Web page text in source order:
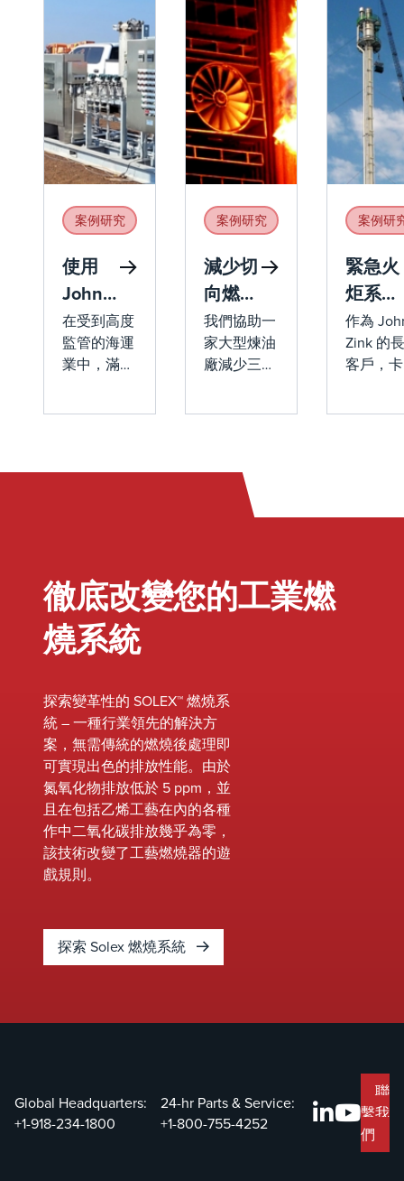
案例研究
使用
John
Zink
的便攜
式船用
在受到高度
監管的海運
業中，滿足
近，墨西哥
們需要滿足
美國海岸警
衛隊
（USCG）
型船用蒸汽
控制設備。
由於沒有現
有的蒸汽控
制基礎設
施，他們向
John Zink
尋求可靠且
高效的租賃
解決方案。
案例研究
減少切
向燃燒
鍋爐的
NOx
排放和
我們協助一
家大型煉油
廠減少三台
物排放，同
時考慮改造
成本、時程
成功實現了
目標排放，
在優化工業
燃燒系統方
面的專業知
識。
案例研
緊急火
炬系統
更換使
工廠在
創紀錄
作為
Zink 的
客戶，
John
要幾個
能完成。
徹底改變您的工業燃
燒系統
探索變革性的 SOLEX™ 燃燒系
統 – 一種行業領先的解決方
案，無需傳統的燃燒後處理即
可實現出色的排放性能。由於
氮氧化物排放低於 5 ppm，並
且在包括乙烯工藝在內的各種
作中二氧化碳排放幾乎為零，
該技術改變了工藝燃燒器的遊
戲規則。
探索 Solex 燃燒系統
Global Headquarters:
+1-918-234-1800
24-hr Parts & Service:
+1-800-755-4252
聯
繫我
們